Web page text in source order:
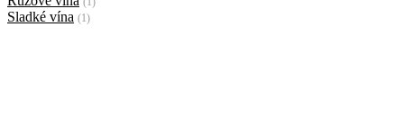
Sladké vína (1)